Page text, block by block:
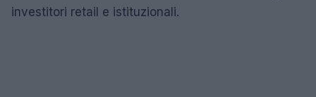
investitori retail e istituzionali.